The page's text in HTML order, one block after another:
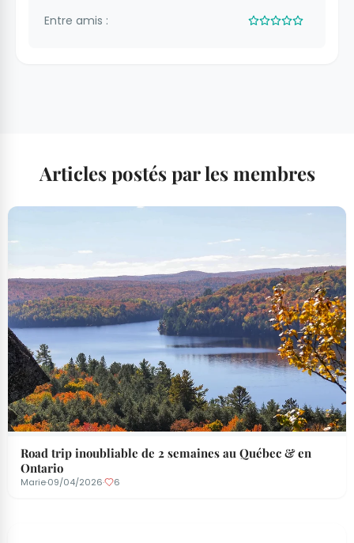
Entre amis :
Articles postés par les membres
Road trip inoubliable de 2 semaines au Québec & en
Ontario
Marie·09/04/2026· 6